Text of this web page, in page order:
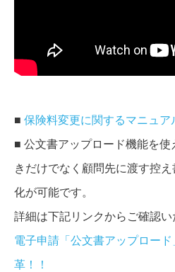
■ 保険料変更に関するマニュア
■ 公文書アップロード機能を
きだけでなく顧問先に渡す控
化が可能です。
詳細は下記リンクからご確認い
電子申請「公文書アップロー
革！！